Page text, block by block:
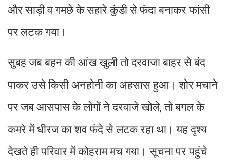
और साड़ी व गमछे के सहारे कुंडी से फंदा बनाकर फांसी
पर लटक गया।
सुबह जब बहन की आंख खुली तो दरवाजा बाहर से बंद
पाकर उसे किसी अनहोनी का अहसास हुआ। शोर मचाने
पर जब आसपास के लोगों ने दरवाजे खोले, तो बगल के
कमरे में धीरज का शव फंदे से लटक रहा था। यह दृश्य
देखते ही परिवार में कोहराम मच गया। सूचना पर पहुंचे